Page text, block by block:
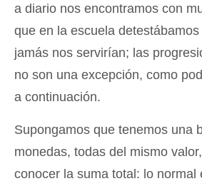
a diario nos encontramos con
que en la escuela
jamás nos servirían; las
no son una excepción, como
a continuación.
Supongamos que tenemos una
monedas, todas del mismo
conocer la suma total: lo normal